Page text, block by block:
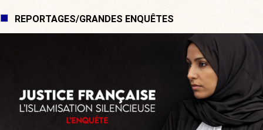
REPORTAGES/GRANDES ENQUÊTES